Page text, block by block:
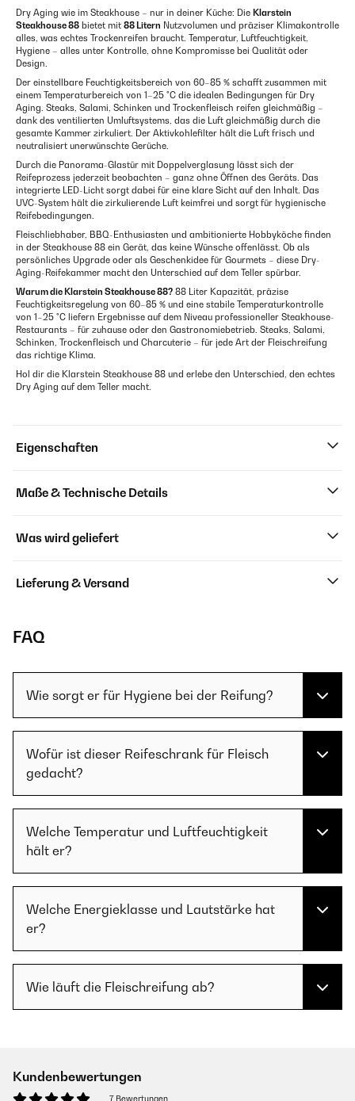
Dry Aging wie im Steakhouse – nur in deiner Küche: Die Klarstein
Steakhouse 88 bietet mit 88 Litern Nutzvolumen und präziser Klimakontrolle
alles, was echtes Trockenreifen braucht. Temperatur, Luftfeuchtigkeit,
Hygiene – alles unter Kontrolle, ohne Kompromisse bei Qualität oder
Design.
Der einstellbare Feuchtigkeitsbereich von 60–85 % schafft zusammen mit
einem Temperaturbereich von 1–25 °C die idealen Bedingungen für Dry
Aging. Steaks, Salami, Schinken und Trockenfleisch reifen gleichmäßig –
dank des ventilierten Umluft­systems, das die Luft gleichmäßig durch die
gesamte Kammer zirkuliert. Der Aktivkohlefilter hält die Luft frisch und
neutralisiert unerwünschte Gerüche.
Durch die Panorama-Glastür mit Doppelverglasung lässt sich der
Reifeprozess jederzeit beobachten – ganz ohne Öffnen des Geräts. Das
integrierte LED-Licht sorgt dabei für eine klare Sicht auf den Inhalt. Das
UVC-System hält die zirkulierende Luft keimfrei und sorgt für hygienische
Reifebedingungen.
Fleischliebhaber, BBQ-Enthusiasten und ambitionierte Hobbyköche finden
in der Steakhouse 88 ein Gerät, das keine Wünsche offenlässt. Ob als
persönliches Upgrade oder als Geschenkidee für Gourmets – diese Dry-
Aging-Reifekammer macht den Unterschied auf dem Teller spürbar.
Warum die Klarstein Steakhouse 88? 88 Liter Kapazität, präzise
Feuchtigkeitsregelung von 60–85 % und eine stabile Temperaturkontrolle
von 1–25 °C liefern Ergebnisse auf dem Niveau professioneller Steakhouse-
Restaurants – für zuhause oder den Gastronomiebetrieb. Steaks, Salami,
Schinken, Trockenfleisch und Charcuterie – für jede Art der Fleischreifung
das richtige Klima.
Hol dir die Klarstein Steakhouse 88 und erlebe den Unterschied, den echtes
Dry Aging auf dem Teller macht.
Eigenschaften
Maße & Technische Details
Was wird geliefert
Lieferung & Versand
FAQ
Wie sorgt er für Hygiene bei der Reifung?
Wofür ist dieser Reifeschrank für Fleisch
gedacht?
Welche Temperatur und Luftfeuchtigkeit
hält er?
Welche Energieklasse und Lautstärke hat
er?
Wie läuft die Fleischreifung ab?
Kundenbewertungen
7 Bewertungen